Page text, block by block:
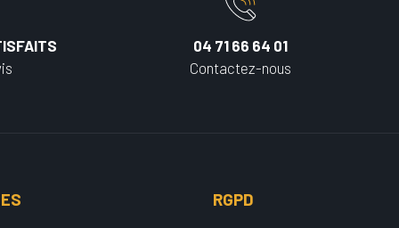
04 71 66 64 01
Contactez-nous
RGPD